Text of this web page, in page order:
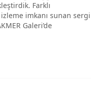
Farklı
imkanı sunan sergi
Galeri’de